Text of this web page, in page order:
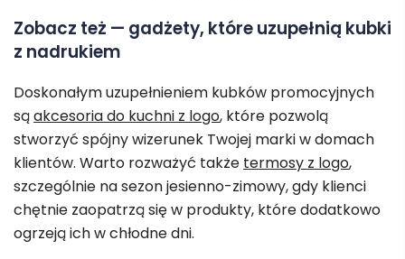
Zobacz też — gadżety, które uzupełnią kubki
z nadrukiem
Doskonałym uzupełnieniem kubków promocyjnych
sąakcesoria do kuchni z logo, które pozwolą
stworzyć spójny wizerunek Twojej marki w domach
klientów. Warto rozważyć także termosy z logo,
szczególnie na sezon jesienno-zimowy, gdy klienci
chętnie zaopatrzą się w produkty, które dodatkowo
ogrzeją ich w chłodne dni.